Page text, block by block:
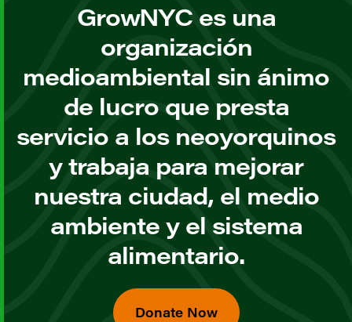
GrowNYC es una
organización
medioambiental sin ánimo
de lucro que presta
servicio a los neoyorquinos
y trabaja para mejorar
nuestra ciudad, el medio
ambiente y el sistema
alimentario.
Donate Now